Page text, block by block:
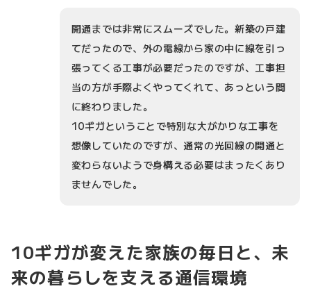
開通までは非常にスムーズでした。新築の戸建
てだったので、外の電線から家の中に線を引っ
張ってくる工事が必要だったのですが、工事担
当の方が手際よくやってくれて、あっという間
に終わりました。
10ギガということで特別な大がかりな工事を
想像していたのですが、通常の光回線の開通と
変わらないようで身構える必要はまったくあり
ませんでした。
10ギガが変えた家族の毎日と、未
来の暮らしを支える通信環境